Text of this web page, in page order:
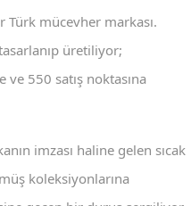
mücevher markası.
üretiliyor;
ve 550 satış noktasına
imzası haline gelen sıcak
koleksiyonlarına